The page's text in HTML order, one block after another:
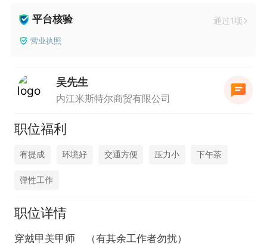
平台核验 通过1项
营业执照
吴先生
内江米斯特尔商贸有限公司
职位福利
有提成 环境好 交通方便 压力小 下午茶
弹性工作
职位详情
穿戴甲美甲师	（有其余工作者勿扰）